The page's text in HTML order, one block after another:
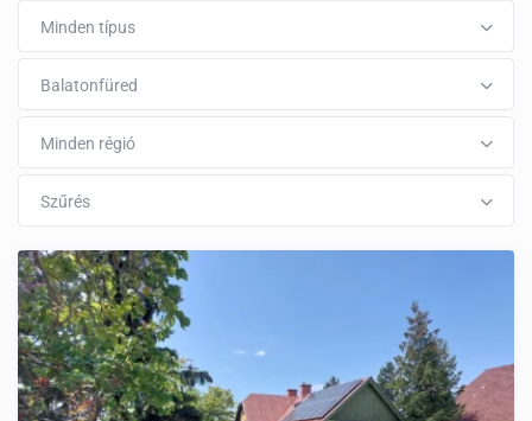
Minden típus
Balatonfüred
Minden régió
Szűrés